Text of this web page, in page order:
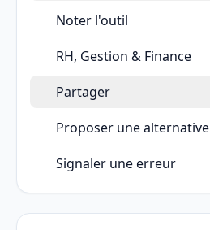
Noter l'outil
RH, Gestion & Finance
Partager
Proposer une alternative
Signaler une erreur